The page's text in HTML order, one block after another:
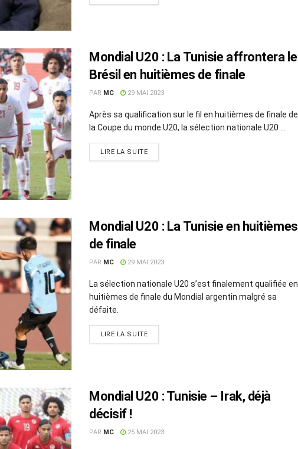
Mondial U20 : La Tunisie affrontera le
Brésil en huitièmes de finale
PAR MC 29 MAI 2023
Après sa qualification sur le fil en huitièmes de finale de
la Coupe du monde U20, la sélection nationale U20 ...
LIRE LA SUITE
Mondial U20 : La Tunisie en huitièmes
de finale
PAR MC 29 MAI 2023
La sélection nationale U20 s’est finalement qualifiée en
huitièmes de finale du Mondial argentin malgré sa
défaite.
LIRE LA SUITE
Mondial U20 : Tunisie – Irak, déjà
décisif !
PAR MC 25 MAI 2023